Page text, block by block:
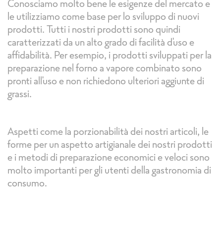
Conosciamo molto bene le esigenze del mercato e
le utilizziamo come base per lo sviluppo di nuovi
prodotti. Tutti i nostri prodotti sono quindi
caratterizzati da un alto grado di facilità d'uso e
affidabilità. Per esempio, i prodotti sviluppati per la
preparazione nel forno a vapore combinato sono
pronti all'uso e non richiedono ulteriori aggiunte di
grassi.
Aspetti come la porzionabilità dei nostri articoli, le
forme per un aspetto artigianale dei nostri prodotti
e i metodi di preparazione economici e veloci sono
molto importanti per gli utenti della gastronomia di
consumo.